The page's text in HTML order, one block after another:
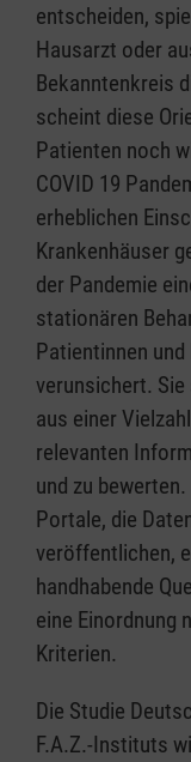
entscheiden,
Hausarzt oder
Bekanntenkreis
scheint diese
Patienten noch
COVID 19
erheblichen
Krankenhäuser
der Pandemie
stationären
Patientinnen
verunsichert.
aus einer
relevanten
und zu
Portale, die
veröffentlichen,
handhabende
eine Einordnung
Kriterien.
Die Studie
F.A.Z.-Instituts